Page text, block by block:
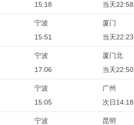
15:18 当天22:58
宁波
厦门
15:51 当天22:23
宁波
厦门北
17:06 当天22:50
宁波
广州
15:05 次日14:18
宁波
昆明